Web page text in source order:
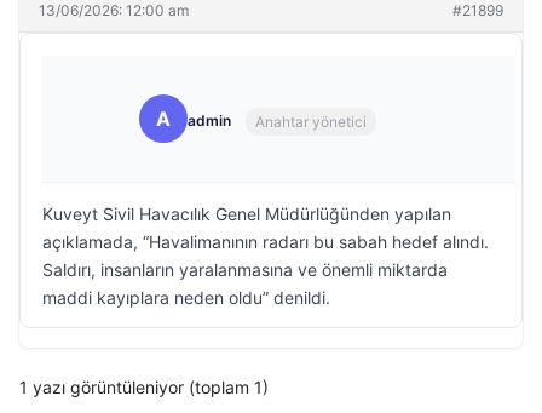
13/06/2026: 12:00 am #21899
A admin Anahtar yönetici
Kuveyt Sivil Havacılık Genel Müdürlüğünden yapılan
açıklamada, “Havalimanının radarı bu sabah hedef alındı.
Saldırı, insanların yaralanmasına ve önemli miktarda
maddi kayıplara neden oldu” denildi.
1 yazı görüntüleniyor (toplam 1)